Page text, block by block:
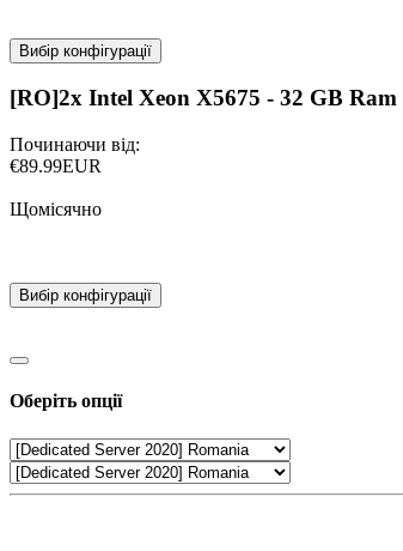
Вибір конфігурації
[RO]2x Intel Xeon X5675 - 32 GB
Починаючи від:
€89.99EUR
Щомісячно
Вибір конфігурації
Оберіть опції